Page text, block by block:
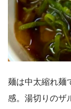
麺は中太縮れ麺
感。湯切りのザ